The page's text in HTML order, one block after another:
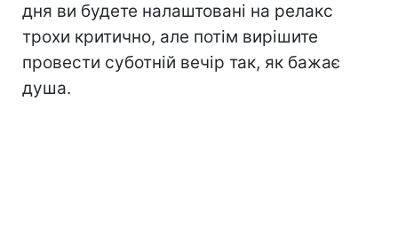
дня ви будете налаштовані на релакс
трохи критично, але потім вирішите
провести суботній вечір так, як бажає
душа.